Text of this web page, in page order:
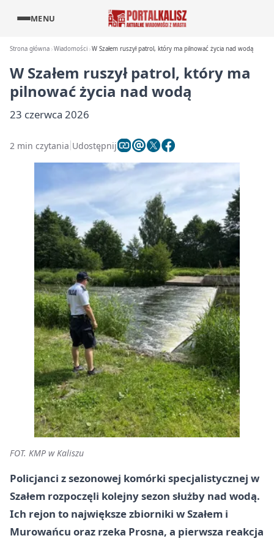
MENU
Strona główna Wiadomości W Szałem ruszył patrol, który ma pilnować życia nad wodą
W Szałem ruszył patrol, który ma
pilnować życia nad wodą
23 czerwca 2026
2 min czytania Udostępnij
FOT. KMP w Kaliszu
Policjanci z sezonowej komórki specjalistycznej w
Szałem rozpoczęli kolejny sezon służby nad wodą.
Ich rejon to największe zbiorniki w Szałem i
Murowańcu oraz rzeka Prosna, a pierwsza reakcja